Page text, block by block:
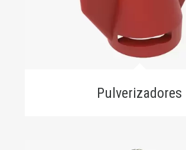
Pulverizadores